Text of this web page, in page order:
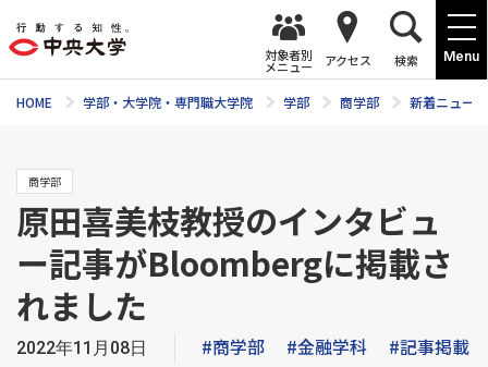
Menu
対象者別
メニュー アクセス 検索
HOME 学部・大学院・専門職大学院 学部 商学部 新着ニュース
商学部
原田喜美枝教授のインタビュ
ー記事がBloombergに掲載さ
れました
2022年11月08日 #商学部 #金融学科 #記事掲載